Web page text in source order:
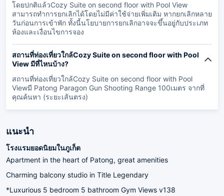
โดยปกติแล้วCozy Suite on second floor with Pool View
สามารถทำการยกเลิกได้โดยไม่มีค่าใช้จ่ายเพิ่มเติม หากยกเลิกหลาย
วันก่อนการเข้าพัก ทั้งนี้นโยบายการยกเลิกอาจจะขึ้นอยู่กับประเภท
ห้องและเงื่อนไขการจอง
สถานที่ท่องเที่ยวใกล้Cozy Suite on second floor with Pool
View มีที่ไหนบ้าง?
สถานที่ท่องเที่ยวใกล้Cozy Suite on second floor with Pool
Viewมี Patong Paragon Gun Shooting Range 100เมตร จากที่
คุณค้นหา (ระยะเส้นตรง)
แนะนำ
โรงแรมยอดนิยมในภูเก็ต
Apartment in the heart of Patong, great amenities
Charming balcony studio in Title Legendary
*Luxurious 5 bedroom 5 bathroom Gym Views v138